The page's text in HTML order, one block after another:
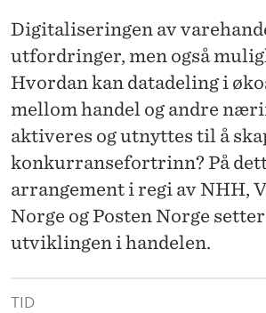
N
G
O
G
Ø
K
O
S
Y
Digitaliseringen av
utfordringer, men også
Hvordan kan datadeling i
mellom handel og andre
aktiveres og utnyttes til å
konkurransefortrinn? På
arrangement i regi av NHH,
Norge og Posten Norge
utviklingen i handelen.
TID